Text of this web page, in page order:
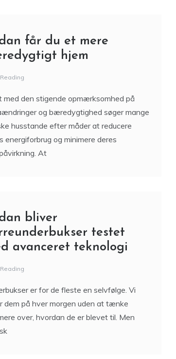
får du et mere
hjem
med den stigende opmærksomhed på
og bæredygtighed søger mange
husstande efter måder at reducere
energiforbrug og minimere deres
At
bliver
testet
avanceret teknologi
er for de fleste en selvfølge. Vi
dem på hver morgen uden at tænke
over, hvordan de er blevet til. Men